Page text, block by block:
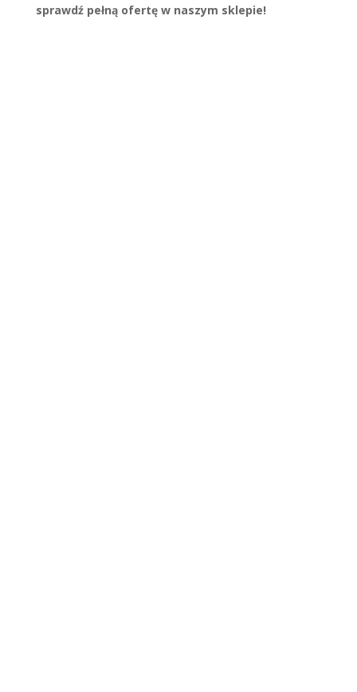
sprawdź pełną ofertę w naszym sklepie!